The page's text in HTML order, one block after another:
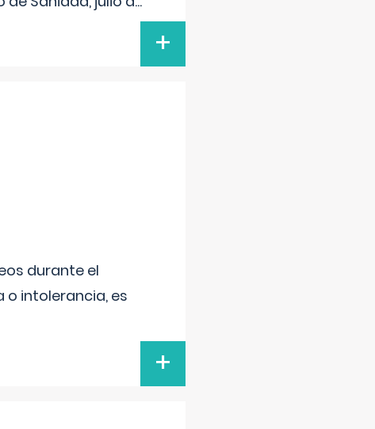
+
durante el
o intolerancia, es
+